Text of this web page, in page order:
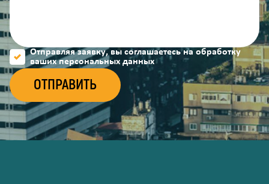
Отправляя заявку, вы соглашаетесь на обработку
ваших персональных данных
ОТПРАВИТЬ